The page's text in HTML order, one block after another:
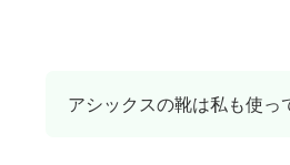
アシックスの靴は私も使っ